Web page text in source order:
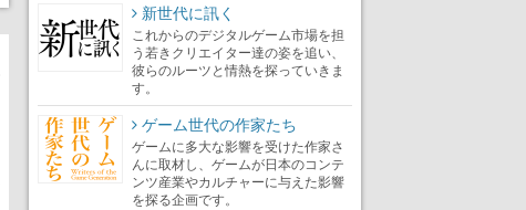
新世代に訊く
これからのデジタルゲーム市場を担
う若きクリエイター達の姿を追い、
彼らのルーツと情熱を探っていきま
す。
ゲーム世代の作家たち
ゲームに多大な影響を受けた作家さ
んに取材し、ゲームが日本のコンテ
ンツ産業やカルチャーに与えた影響
を探る企画です。